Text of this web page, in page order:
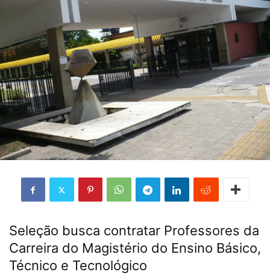
Seleção busca contratar Professores da
Carreira do Magistério do Ensino Básico,
Técnico e Tecnológico